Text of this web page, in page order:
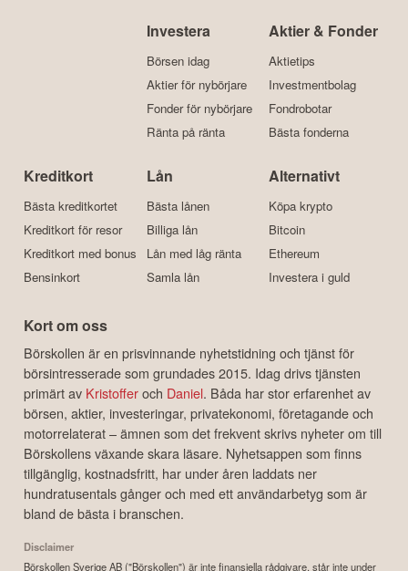
Investera
Börsen idag
Aktier för nybörjare
Fonder för nybörjare
Ränta på ränta
Aktier & Fonder
Aktietips
Investmentbolag
Fondrobotar
Bästa fonderna
Kreditkort
Bästa kreditkortet
Kreditkort för resor
Kreditkort med bonus
Bensinkort
Lån
Bästa lånen
Billiga lån
Lån med låg ränta
Samla lån
Alternativt
Köpa krypto
Bitcoin
Ethereum
Investera i guld
Kort om oss
Börskollen är en prisvinnande nyhetstidning och tjänst för
börsintresserade som grundades 2015. Idag drivs tjänsten
primärt av Kristofferoch Daniel. Båda har stor erfarenhet av
börsen, aktier, investeringar, privatekonomi, företagande och
motorrelaterat – ämnen som det frekvent skrivs nyheter om till
Börskollens växande skara läsare. Nyhetsappen som finns
tillgänglig, kostnadsfritt, har under åren laddats ner
hundratusentals gånger och med ett användarbetyg som är
bland de bästa i branschen.
Disclaimer
Börskollen Sverige AB ("Börskollen") är inte finansiella rådgivare, står inte under